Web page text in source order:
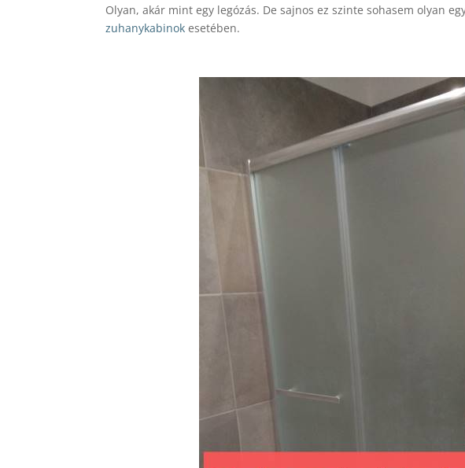
Olyan, akár mint egy legózás. De sajnos ez szinte sohasem olyan
zuhanykabinok esetében.